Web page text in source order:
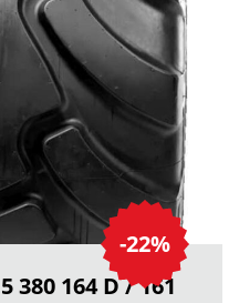
-22%
380 164 D / 161